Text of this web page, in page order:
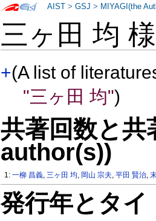
三ヶ田 均
+(A list of
"三ヶ田 均")
共著回数と
author(s))
1:一柳 昌義,三ヶ田 均, 岡山 宗夫,平田 賢治,
発行年とタ
AIST >GSJ > MIYAGI(the